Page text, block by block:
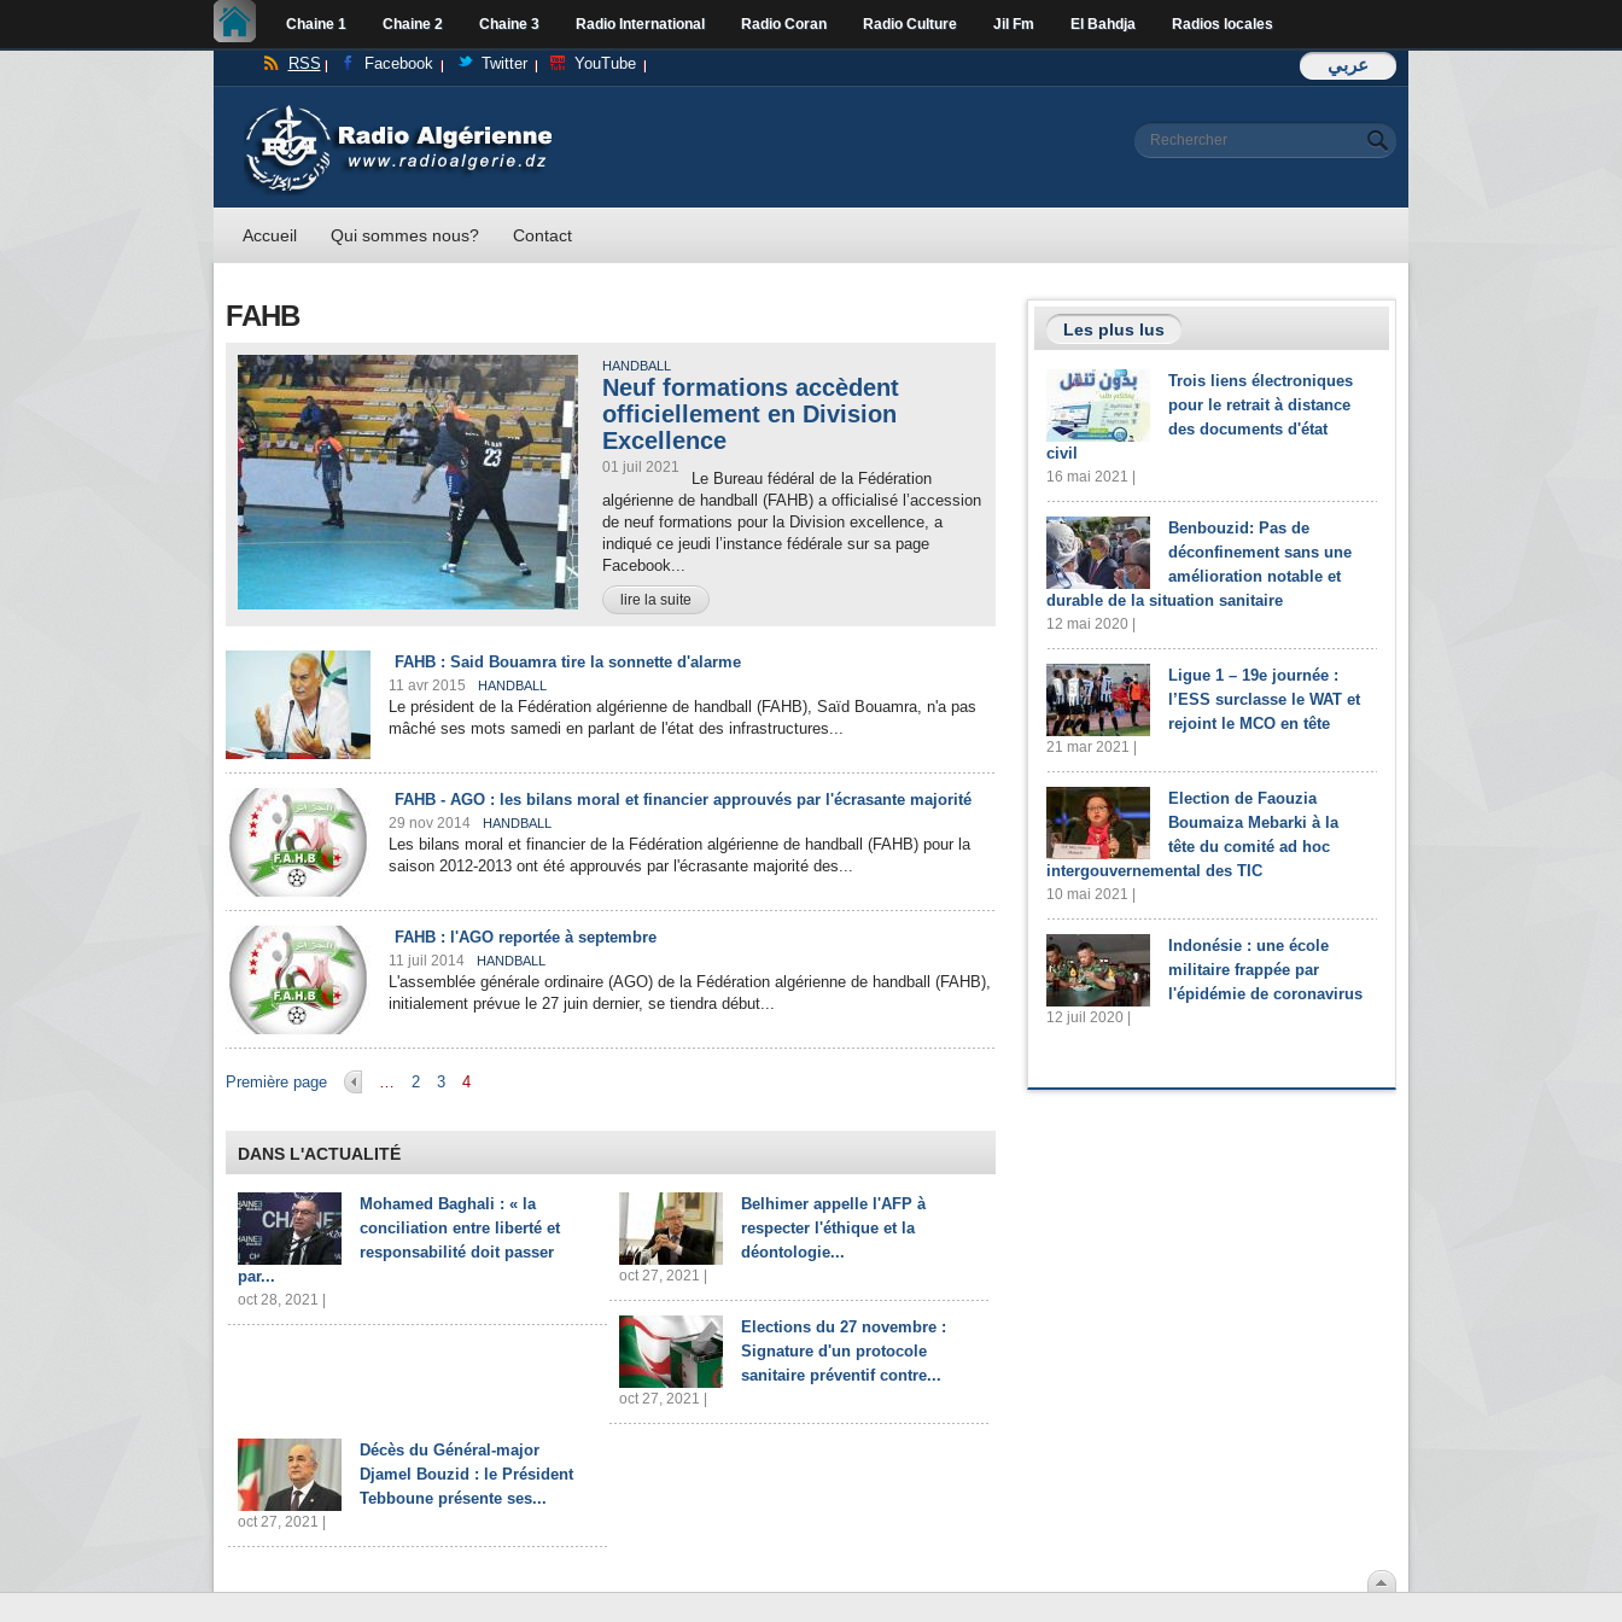
Chaine 1 Chaine 2 Chaine 3 Radio International Radio Coran Radio Culture Jil Fm El Bahdja Radios locales
عربي RSS Facebook Twitter YouTube
Formulaire de
Rechercher
Accueil Qui sommes nous? Contact
FAHB
HANDBALL
Neuf formations accèdent
officiellement en Division
Excellence
01 juil 2021
Le Bureau fédéral de la Fédération
algérienne de handball (FAHB) a officialisé l’accession
de neuf formations pour la Division excellence, a
indiqué ce jeudi l’instance fédérale sur sa page
Facebook...
lire la suite
FAHB : Said Bouamra tire la sonnette d'alarme
11 avr 2015 HANDBALL
Le président de la Fédération algérienne de handball (FAHB), Saïd Bouamra, n'a pas
mâché ses mots samedi en parlant de l'état des infrastructures...
FAHB - AGO : les bilans moral et financier approuvés par l'écrasante majorité
29 nov 2014 HANDBALL
Les bilans moral et financier de la Fédération algérienne de handball (FAHB) pour la
saison 2012-2013 ont été approuvés par l'écrasante majorité des...
FAHB : l'AGO reportée à septembre
11 juil 2014 HANDBALL
L'assemblée générale ordinaire (AGO) de la Fédération algérienne de handball (FAHB),
initialement prévue le 27 juin dernier, se tiendra début...
Pages
Première page … 2 3 4
DANS L'ACTUALITÉ
Mohamed Baghali : « la
conciliation entre liberté et
responsabilité doit passer
par...
oct 28, 2021 |
Belhimer appelle l'AFP à
respecter l'éthique et la
déontologie...
oct 27, 2021 |
Elections du 27 novembre :
Signature d'un protocole
sanitaire préventif contre...
oct 27, 2021 |
Décès du Général-major
Djamel Bouzid : le Président
Tebboune présente ses...
oct 27, 2021 |
Les plus lus
Trois liens électroniques
pour le retrait à distance
des documents d'état
civil
16 mai 2021 |
Benbouzid: Pas de
déconfinement sans une
amélioration notable et
durable de la situation sanitaire
12 mai 2020 |
Ligue 1 – 19e journée :
l’ESS surclasse le WAT et
rejoint le MCO en tête
21 mar 2021 |
Election de Faouzia
Boumaiza Mebarki à la
tête du comité ad hoc
intergouvernemental des TIC
10 mai 2021 |
Indonésie : une école
militaire frappée par
l'épidémie de coronavirus
12 juil 2020 |